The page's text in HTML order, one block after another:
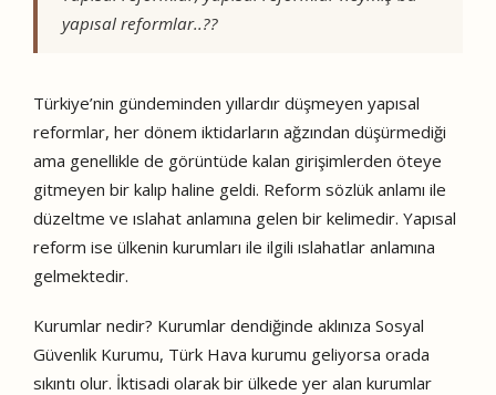
yapısal reformlar..??
Türkiye’nin gündeminden yıllardır düşmeyen yapısal
reformlar, her dönem iktidarların ağzından düşürmediği
ama genellikle de görüntüde kalan girişimlerden öteye
gitmeyen bir kalıp haline geldi. Reform sözlük anlamı ile
düzeltme ve ıslahat anlamına gelen bir kelimedir. Yapısal
reform ise ülkenin kurumları ile ilgili ıslahatlar anlamına
gelmektedir.
Kurumlar nedir? Kurumlar dendiğinde aklınıza Sosyal
Güvenlik Kurumu, Türk Hava kurumu geliyorsa orada
sıkıntı olur. İktisadi olarak bir ülkede yer alan kurumlar